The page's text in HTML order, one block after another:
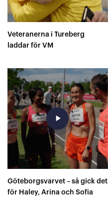
Veteranerna i Tureberg
laddar för VM
play_arrow
Göteborgsvarvet – så gick det
för Haley, Arina och Sofia